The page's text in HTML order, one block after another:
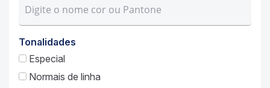
Tonalidades
Especial
Normais de linha